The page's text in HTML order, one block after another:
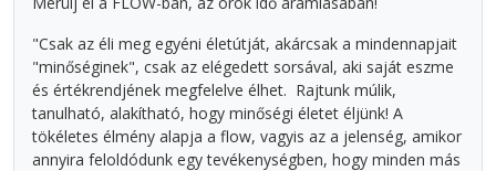
"Csak az éli meg egyéni életútját, akárcsak a mindennapjait
"minőséginek", csak az elégedett sorsával, aki saját eszme
és értékrendjének megfelelve élhet. Rajtunk múlik,
tanulható, alakítható, hogy minőségi életet éljünk! A
tökéletes élmény alapja a flow, vagyis az a jelenség, amikor
annyira feloldódunk egy tevékenységben, hogy minden más